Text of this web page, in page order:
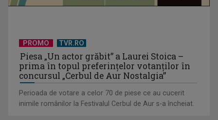
Campionatelor ...
PROMO TVR.RO
Piesa „Un actor grăbit” a Laurei Stoica –
prima în topul preferinţelor votanţilor în
concursul „Cerbul de Aur Nostalgia”
Perioada de votare a celor 70 de piese ce au cucerit
inimile românilor la Festivalul Cerbul de Aur s-a încheiat.